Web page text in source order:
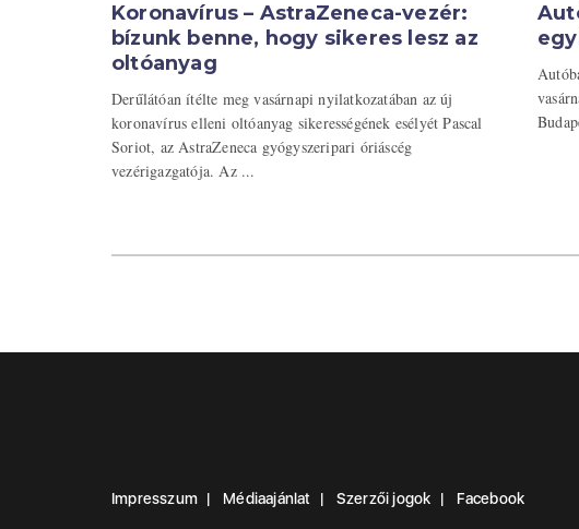
Koronavírus – AstraZeneca-vezér:
bízunk benne, hogy sikeres lesz az
oltóanyag
Derűlátóan ítélte meg vasárnapi nyilatkozatában az új
koronavírus elleni oltóanyag sikerességének esélyét Pascal
Soriot, az AstraZeneca gyógyszeripari óriáscég
vezérigazgatója. Az ...
Impresszum Médiaajánlat Szerzői jogok Facebook